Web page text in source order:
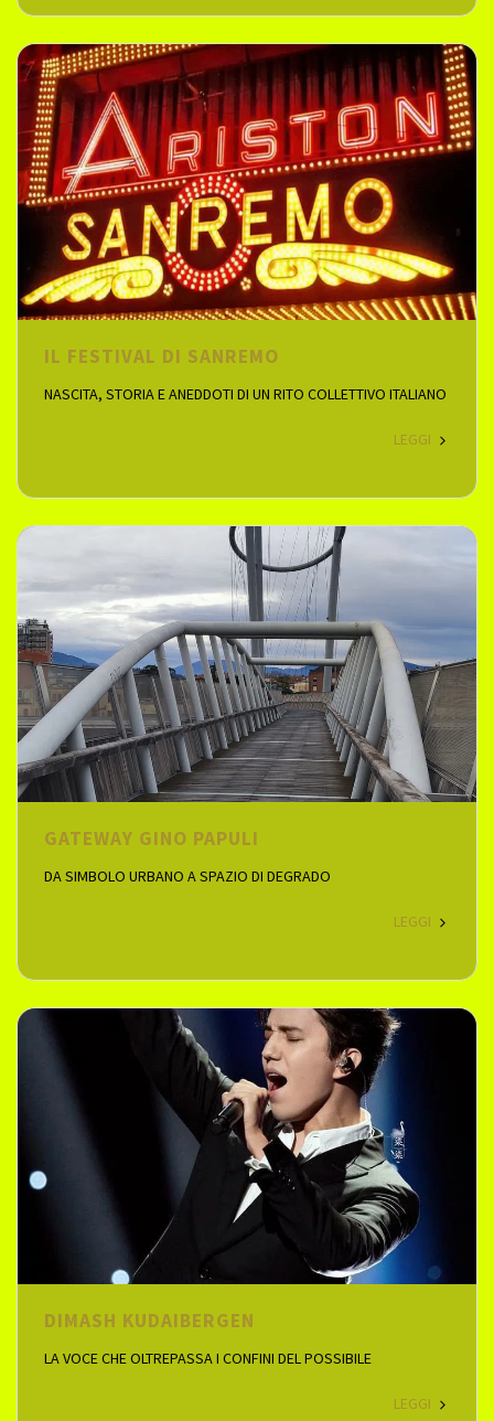
IL FESTIVAL DI SANREMO
NASCITA, STORIA E ANEDDOTI DI UN RITO COLLETTIVO ITALIANO
LEGGI
GATEWAY GINO PAPULI
DA SIMBOLO URBANO A SPAZIO DI DEGRADO
LEGGI
DIMASH KUDAIBERGEN
LA VOCE CHE OLTREPASSA I CONFINI DEL POSSIBILE
LEGGI